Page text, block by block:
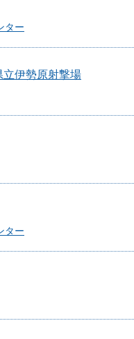
ター
立伊勢原射撃場
ター